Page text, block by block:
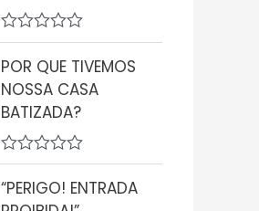
0
d
e
5
A
v
a
l
i
a
ç
ã
o
0
d
POR QUE TIVEMOS
NOSSA CASA
BATIZADA?
A
v
a
“PERIGO! ENTRADA